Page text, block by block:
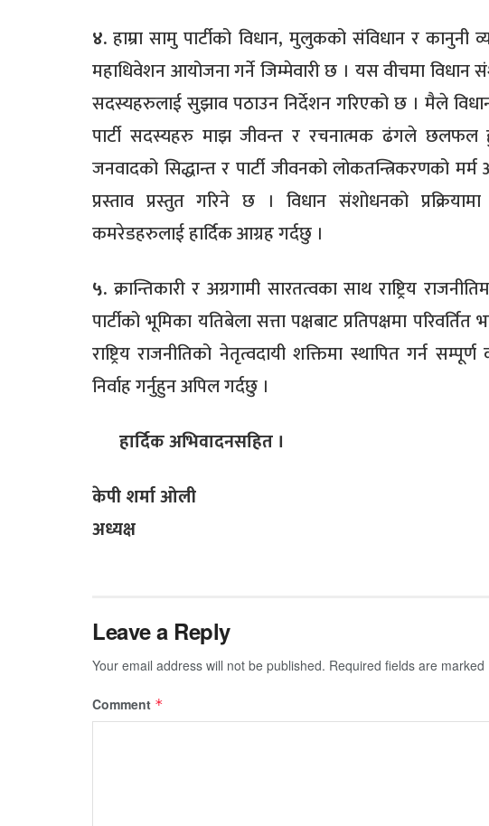
४. हाम्रा सामु पार्टीको विधान, मुलुकको संविधान र कानुनी
महाधिवेशन आयोजना गर्ने जिम्मेवारी छ । यस वीचमा विधान
सदस्यहरुलाई सुझाव पठाउन निर्देशन गरिएको छ । मैले
पार्टी सदस्यहरु माझ जीवन्त र रचनात्मक ढंगले
जनवादको सिद्धान्त र पार्टी जीवनको लोकतन्त्रिकरणको
प्रस्ताव प्रस्तुत गरिने छ । विधान संशोधनको
कमरेडहरुलाई हार्दिक आग्रह गर्दछु ।
५. क्रान्तिकारी र अग्रगामी सारतत्वका साथ राष्ट्रिय
पार्टीको भूमिका यतिबेला सत्ता पक्षबाट प्रतिपक्षमा
राष्ट्रिय राजनीतिको नेतृत्वदायी शक्तिमा स्थापित गर्न
निर्वाह गर्नुहुन अपिल गर्दछु ।
हार्दिक अभिवादनसहित ।
केपी शर्मा ओली
अध्यक्ष
Leave a Reply
Your email address will not be published. Required fields are marked
Comment *